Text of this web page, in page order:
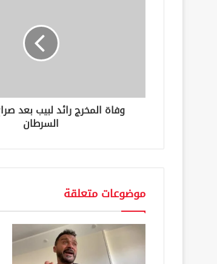
ن
وفاة المخرج رائد لبيب بعد
السرطان
موضوعات متعلقة